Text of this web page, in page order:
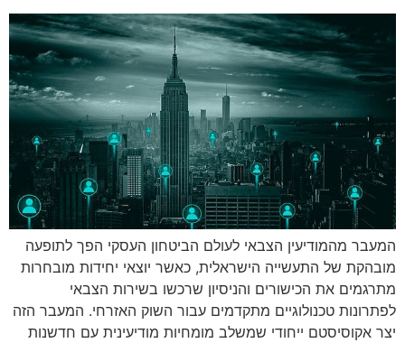
המעבר מהמודיעין הצבאי לעולם הביטחון העסקי הפך לתופעה
מובהקת של התעשייה הישראלית, כאשר יוצאי יחידות מובחרות
מתרגמים את הכישורים והניסיון שרכשו בשירות הצבאי
לפתרונות טכנולוגיים מתקדמים עבור השוק האזרחי. המעבר הזה
יצר אקוסיסטם ייחודי שמשלב מומחיות מודיעינית עם חדשנות